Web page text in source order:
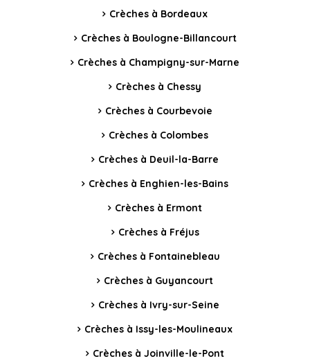
Crèches à Bordeaux
Crèches à Boulogne-Billancourt
Crèches à Champigny-sur-Marne
Crèches à Chessy
Crèches à Courbevoie
Crèches à Colombes
Crèches à Deuil-la-Barre
Crèches à Enghien-les-Bains
Crèches à Ermont
Crèches à Fréjus
Crèches à Fontainebleau
Crèches à Guyancourt
Crèches à Ivry-sur-Seine
Crèches à Issy-les-Moulineaux
Crèches à Joinville-le-Pont